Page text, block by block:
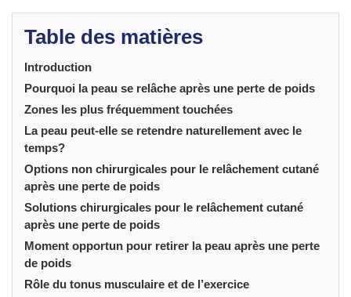
Table des matières
Introduction
Pourquoi la peau se relâche après une perte de poids
Zones les plus fréquemment touchées
La peau peut-elle se retendre naturellement avec le
temps?
Options non chirurgicales pour le relâchement cutané
après une perte de poids
Solutions chirurgicales pour le relâchement cutané
après une perte de poids
Moment opportun pour retirer la peau après une perte
de poids
Rôle du tonus musculaire et de l’exercice